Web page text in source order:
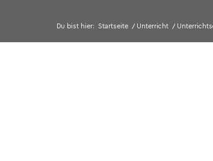
Du bist hier: Startseite / Unterricht /